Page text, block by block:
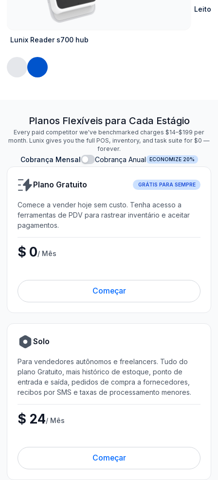
Lunix Reader s700 hub
Leitor
Planos Flexíveis para Cada Estágio
Every paid competitor we've benchmarked charges $14–$199 per
month. Lunix gives you the full POS, inventory, and task suite for $0 —
forever.
Cobrança Mensal Cobrança Anual ECONOMIZE 20%
Plano Gratuito GRÁTIS PARA SEMPRE
Comece a vender hoje sem custo. Tenha acesso a
ferramentas de PDV para rastrear inventário e aceitar
pagamentos.
$ 0/ Mês
Começar
Solo
Para vendedores autônomos e freelancers. Tudo do
plano Gratuito, mais histórico de estoque, ponto de
entrada e saída, pedidos de compra a fornecedores,
recibos por SMS e taxas de processamento menores.
$ 24/ Mês
Começar